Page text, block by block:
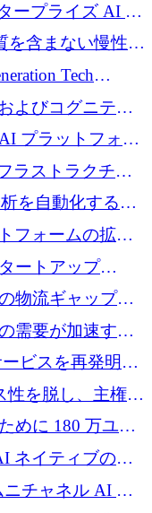
ープライズ AI 導
ユーロを確保
を含まない慢性創
めに 160 万ユー
Tech
ロールアップファ
よびコグニティ
ームを拡張する
億ドルを確保
プラットフォー
ドルを調達
ラストラクチャ
を調達
を自動化するた
フォームの拡大
ートアップ
跡に取り組むプ
物流ギャップを
物運搬用eVTOL
需要が加速する
ーロ以上で4億
ビスを再発明す
に確保
性を脱し、主権の
強化
めに 180 万ユー
ネイティブの創
万ユーロを調達
チャネル AI プ